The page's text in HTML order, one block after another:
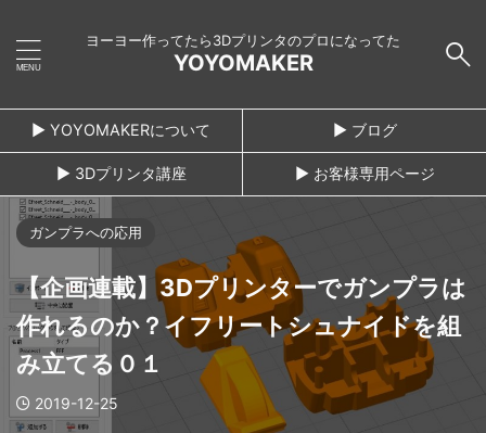
ヨーヨー作ってたら3Dプリンタのプロになってた
YOYOMAKER
► YOYOMAKERについて ► ブログ
► 3Dプリンタ講座 ► お客様専用ページ
ガンプラへの応用
【企画連載】3Dプリンターでガンプラは
作れるのか？イフリートシュナイドを組
み立てる０１
2019-12-25